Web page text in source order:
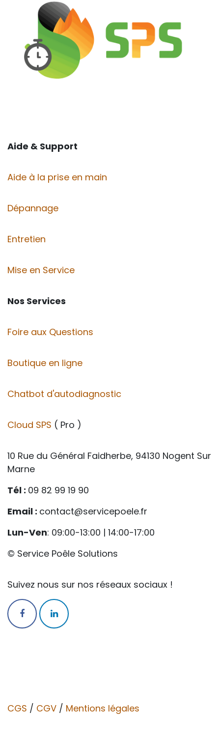
Aide & Support
Aide à la prise en main
Dépannage
Entretien
Mise en Service
Nos Services
Foire aux Questions
Boutique en ligne
Chatbot d'autodiagnostic
Cloud SPS ( Pro )
10 Rue du Général Faidherbe, 94130 Nogent Sur
Marne
Tél : 09 82 99 19 90
Email : contact@servicepoele.fr
Lun-Ven: 09:00-13:00 | 14:00-17:00
© Service Poêle Solutions
Suivez nous sur nos réseaux sociaux !
CGS / CGV​​ / Mentions légales